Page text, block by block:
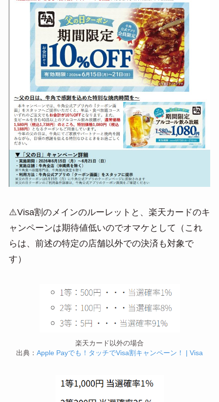
⚠️Visa割のメインのルーレットと、楽天カードのキ
ャンペーンは期待値低いのでオマケとして（これ
らは、前述の特定の店舗以外での決済も対象で
す）
楽天カード以外の場合
出典： Apple Payでも！タッチでVisa割キャンペーン！ | Visa